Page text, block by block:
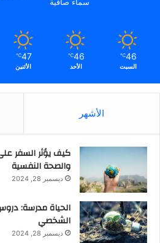
ج
46
℃
السبت
46
℃
الأحد
47
℃
الأثنين
الأشهر
كيف يؤثر السفر
والصحة النفسية
ديسمبر 28, 2024
الحياة مدرسة:
الشخصي
ديسمبر 28, 2024